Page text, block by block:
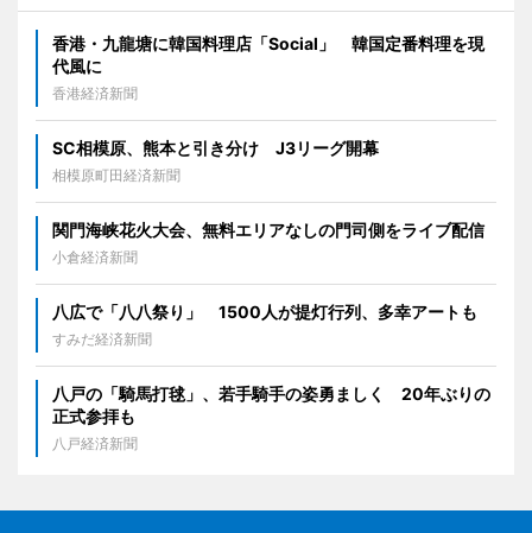
香港・九龍塘に韓国料理店「Social」 韓国定番料理を現
代風に
香港経済新聞
SC相模原、熊本と引き分け J3リーグ開幕
相模原町田経済新聞
関門海峡花火大会、無料エリアなしの門司側をライブ配信
小倉経済新聞
八広で「八八祭り」 1500人が提灯行列、多幸アートも
すみだ経済新聞
八戸の「騎馬打毬」、若手騎手の姿勇ましく 20年ぶりの
正式参拝も
八戸経済新聞